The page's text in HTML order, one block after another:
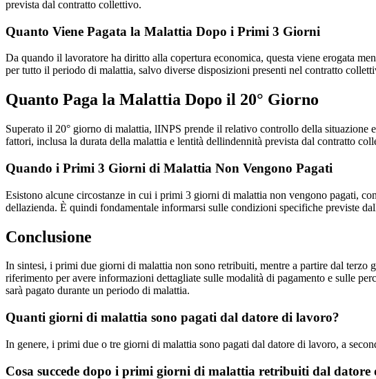
prevista dal contratto collettivo.
Quanto Viene Pagata la Malattia Dopo i Primi 3 Giorni
Da quando il lavoratore ha diritto alla copertura economica, questa viene erogata
per tutto il periodo di malattia, salvo diverse disposizioni presenti nel contratto
Quanto Paga la Malattia Dopo il 20° Giorno
Superato il 20° giorno di malattia, lINPS prende il relativo controllo della situazione
fattori, inclusa la durata della malattia e lentità dellindennità prevista dal contratto
Quando i Primi 3 Giorni di Malattia Non Vengono Pagati
Esistono alcune circostanze in cui i primi 3 giorni di malattia non vengono pagati,
dellazienda. È quindi fondamentale informarsi sulle condizioni specifiche previste
Conclusione
In sintesi, i primi due giorni di malattia non sono retribuiti, mentre a partire dal
riferimento per avere informazioni dettagliate sulle modalità di pagamento e sulle
sarà pagato durante un periodo di malattia.
Quanti giorni di malattia sono pagati dal datore di lavoro?
In genere, i primi due o tre giorni di malattia sono pagati dal datore di lavoro, a
Cosa succede dopo i primi giorni di malattia retribuiti dal datore